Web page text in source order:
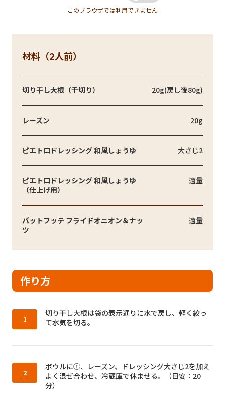
このブラウザでは利用できません
材料（2人前）
切り干し大根（千切り） 20g(戻し後80g)
レーズン 20g
ピエトロドレッシング 和風しょうゆ 大さじ2
ピエトロドレッシング 和風しょうゆ
（仕上げ用）
適量
パットフッテ フライドオニオン＆ナッ
ツ
適量
作り方
作り方1：
切り干し大根は袋の表示通りに水で戻し、軽く絞っ
て水気を切る。
作り方2：
ボウルに①、レーズン、ドレッシング大さじ2を加え
よく混ぜ合わせ、冷蔵庫で休ませる。（目安：20
分）